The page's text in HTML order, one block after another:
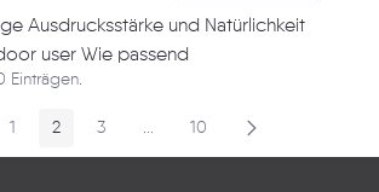
Ausdrucksstärke und Natürlichkeit
user Wie passend
Einträgen.
Seite
1 Seite
2 Seite
3 ...Zwischenseiten
Seite
10